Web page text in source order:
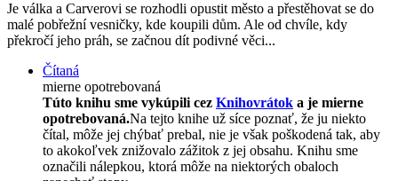
Je válka a Carverovi se rozhodli opustit město a přestěhovat se do
malé pobřežní vesničky, kde koupili dům. Ale od chvíle, kdy
překročí jeho práh, se začnou dít podivné věci...
Čítaná
mierne opotrebovaná
Túto knihu sme vykúpili cez Knihovrátok a je mierne
opotrebovaná.Na tejto knihe už síce poznať, že ju niekto
čítal, môže jej chýbať prebal, nie je však poškodená tak, aby
to akokoľvek znižovalo zážitok z jej obsahu. Knihu sme
označili nálepkou, ktorá môže na niektorých obaloch